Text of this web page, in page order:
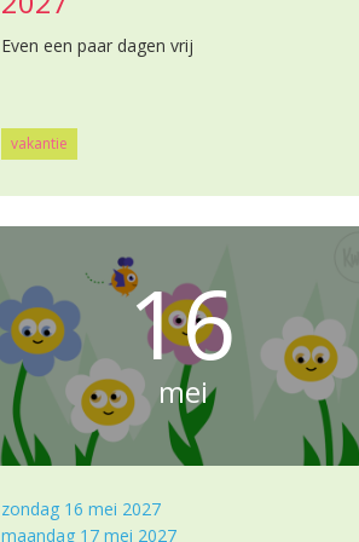
Even een paar dagen vrij
vakantie
16
mei
zondag 16 mei 2027
maandag 17 mei 2027